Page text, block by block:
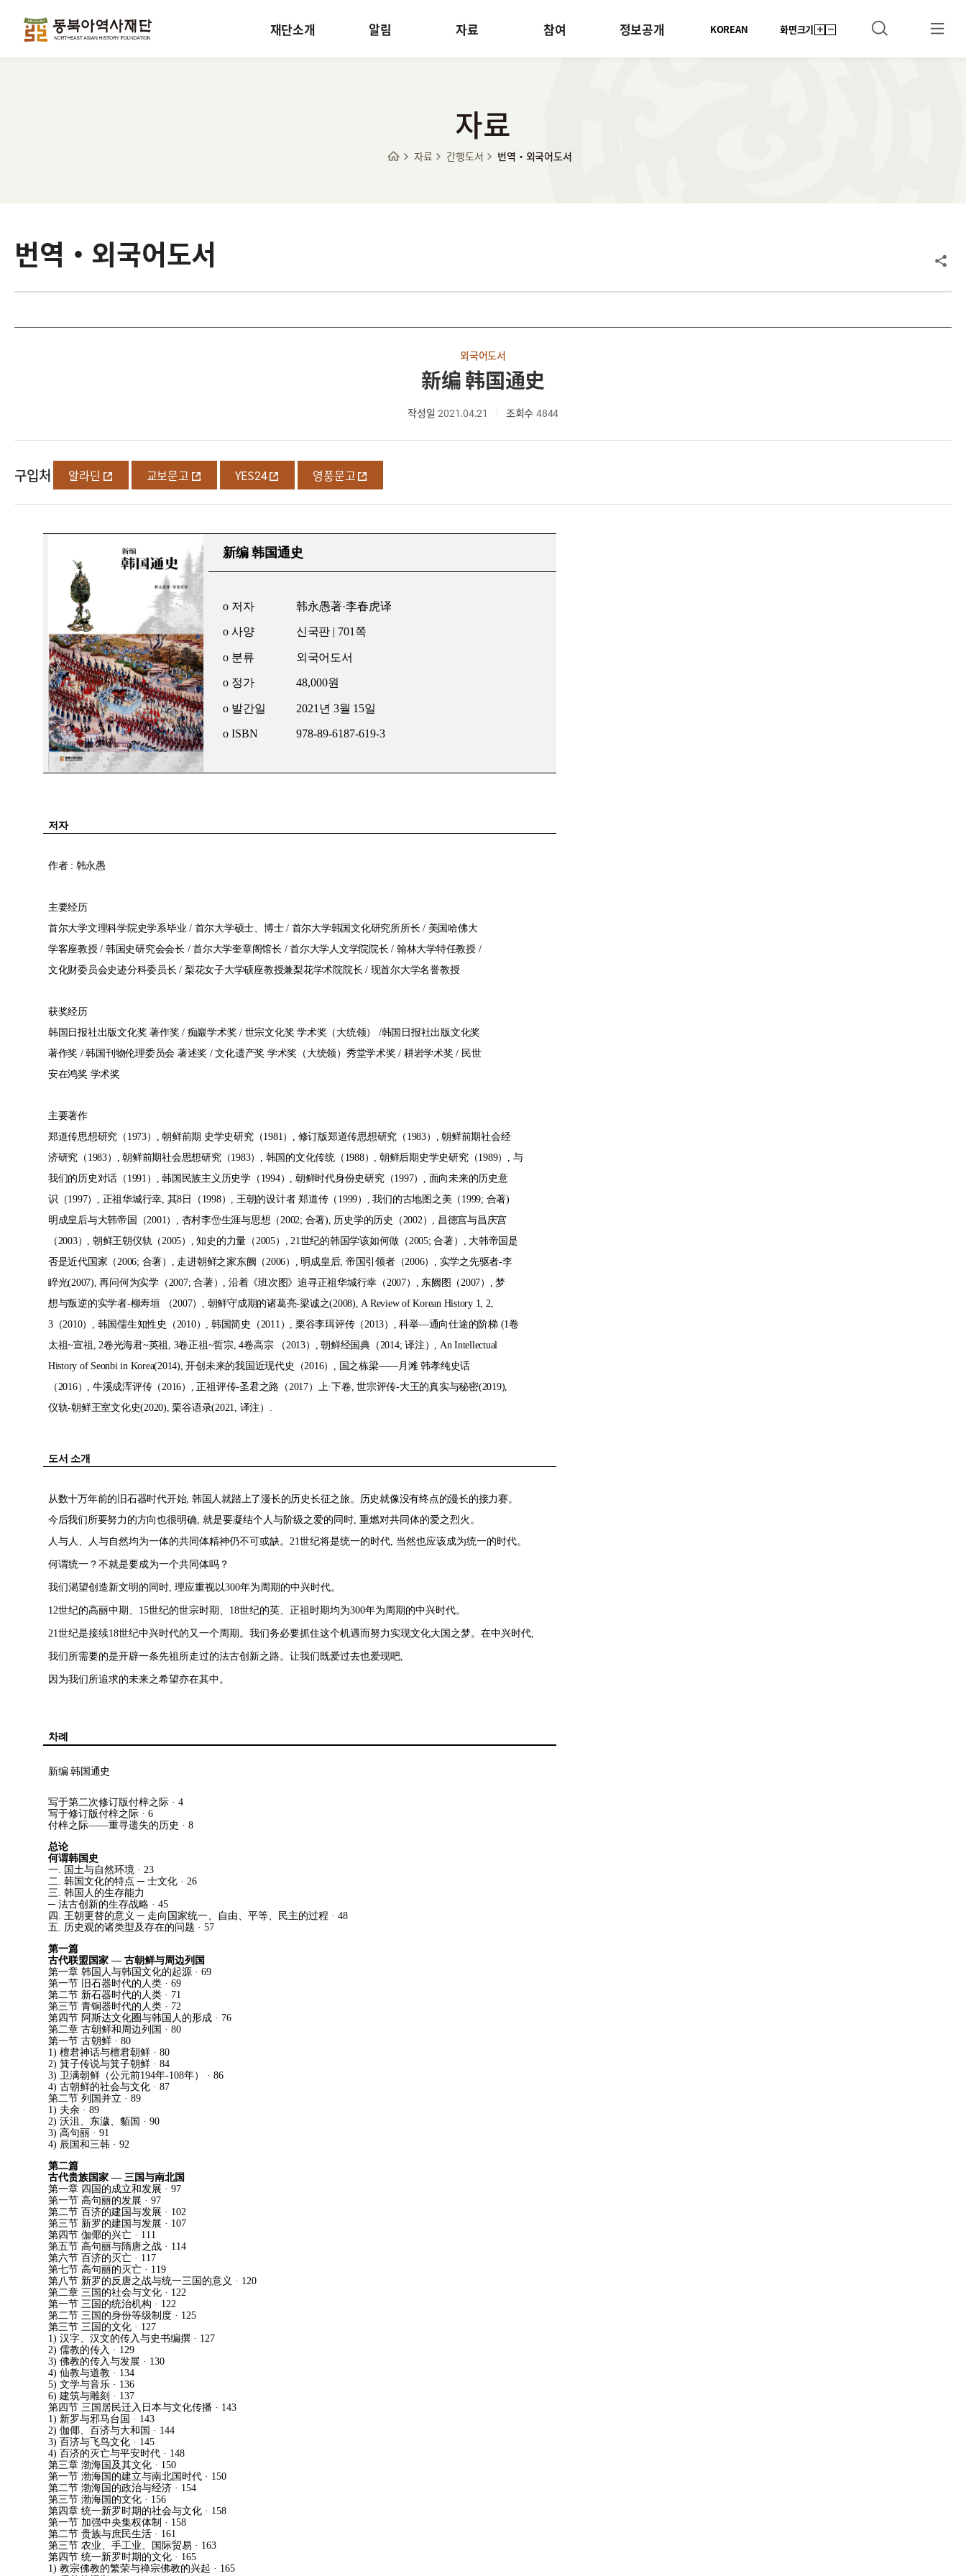
재단소개 알림 자료 참여 정보공개 KOREAN 화면크기
자료
자료 간행도서 번역·외국어도서
번역·외국어도서
외국어도서
新编 韩国通史
작성일 2021.04.21 조회수 4844
구입처 알라딘 교보문고 YES24 영풍문고
新编 韩国通史
o 저자 韩永愚著·李春虎译
o사양 신국판 | 701 쪽
o 분류 외국어도서
o 정가 48,000원
o 발간일 2021 년 3월 15일
o ISBN 978-89-6187-619-3
저자
作者 : 韩永愚
主要经历
首尔大学文理科学院史学系毕业 / 首尔大学硕士、博士 / 首尔大学韩国文化研究所所长 / 美国哈佛大
学客座教授 / 韩国史研究会会长 / 首尔大学奎章阁馆长 / 首尔大学人文学院院长 / 翰林大学特任教授 /
文化财委员会史迹分科委员长 / 梨花女子大学硕座教授兼梨花学术院院长 / 现首尔大学名誉教授
获奖经历
韩国日报社出版文化奖 著作奖 / 痴巖学术奖 / 世宗文化奖 学术奖（大统领） /韩国日报社出版文化奖
著作奖 / 韩国刊物伦理委员会 著述奖 / 文化遗产奖 学术奖（大统领）秀堂学术奖 / 耕岩学术奖 / 民世
安在鸿奖 学术奖
主要著作
郑道传思想研究（1973）, 朝鲜前期 史学史研究（1981）, 修订版郑道传思想研究（1983）, 朝鲜前期社会经
济研究（1983）, 朝鲜前期社会思想研究（1983）, 韩国的文化传统（1988）, 朝鲜后期史学史研究（1989）, 与
我们的历史对话（1991）, 韩国民族主义历史学（1994）, 朝鲜时代身份史研究（1997）, 面向未来的历史意
识（1997）, 正祖华城行幸, 其8日（1998）, 王朝的设计者 郑道传（1999）, 我们的古地图之美（1999; 合著)
明成皇后与大韩帝国（2001）, 杏村李嵒生涯与思想（2002; 合著), 历史学的历史（2002）, 昌德宫与昌庆宫
（2003）, 朝鲜王朝仪轨（2005）, 知史的力量（2005）, 21世纪的韩国学该如何做（2005; 合著）, 大韩帝国是
否是近代国家（2006; 合著）, 走进朝鲜之家东阙（2006）, 明成皇后, 帝国引领者（2006）, 实学之先驱者-李
睟光(2007), 再问何为实学（2007; 合著）, 沿着《班次图》追寻正祖华城行幸（2007）, 东阙图（2007）, 梦
想与叛逆的实学者-柳寿垣 （2007）, 朝鲜守成期的诸葛亮-梁诚之(2008), A Review of Korean History 1, 2,
3（2010）, 韩国儒生知性史（2010）, 韩国简史（2011）, 栗谷李珥评传（2013）, 科举—通向仕途的阶梯 (1卷
太祖~宣祖, 2卷光海君~英祖, 3卷正祖~哲宗, 4卷高宗 （2013）, 朝鲜经国典（2014; 译注）, An Intellectual
History of Seonbi in Korea(2014), 开创未来的我国近现代史（2016）, 国之栋梁——月滩 韩孝纯史话
（2016）, 牛溪成浑评传（2016）, 正祖评传-圣君之路（2017）上·下卷, 世宗评传-大王的真实与秘密(2019),
仪轨-朝鲜王室文化史(2020), 栗谷语录(2021, 译注）.
도서 소개
从数十万年前的旧石器时代开始, 韩国人就踏上了漫长的历史长征之旅。历史就像没有终点的漫长的接力赛。
今后我们所要努力的方向也很明确, 就是要凝结个人与阶级之爱的同时, 重燃对共同体的爱之烈火 。
人与人 、 人与自然均为一体的共同体精神仍不可或缺。 21世纪将是统一的时代, 当然也应该成为统一的时代。
何谓统一？ 不就是要成为一个共同体吗？
我们渴望创造新文明的同时, 理应重视以300年为周期的中兴时代。
12世纪的高丽中期 、 15世纪的世宗时期 、 18世纪的英、 正祖时期均为300年为周期的中兴时代。
21世纪是接续18世纪中兴时代的又一个周期 。 我们务必要抓住这个机遇而努力实现文化大国之梦。 在中兴时代,
我们所需要的是开辟一条先祖所走过的法古创新之路。 让我们既爱过去也爱现吧,
因为我们所追求的未来之希望亦在其中。
차례
新编 韩国通史
写于第二次修订版付梓之际 · 4
写于修订版付梓之际 · 6
付梓之际——重寻遗失的历史 · 8
总论
何谓韩国史
一. 国土与自然环境 · 23
二. 韩国文化的特点 ─ 士文化 · 26
三. 韩国人的生存能力
─ 法古创新的生存战略 · 45
四 . 王朝更替的意义 ─ 走向国家统一、 自由、 平等、 民主的过程 · 48
五. 历史观的诸类型及存在的问题 · 57
第一篇
古代联盟国家 — 古朝鲜与周边列国
第一章 韩国人与韩国文化的起源 · 69
第一节 旧石器时代的人类 · 69
第二节 新石器时代的人类 · 71
第三节 青铜器时代的人类 · 72
第四节 阿斯达文化圈与韩国人的形成 · 76
第二章 古朝鲜和周边列国 · 80
第一节 古朝鲜 · 80
1) 檀君神话与檀君朝鲜 · 80
2) 箕子传说与箕子朝鲜 · 84
3) 卫满朝鲜（公元前194年-108年） · 86
4) 古朝鲜的社会与文化 · 87
第二节 列国并立 · 89
1) 夫余 · 89
2) 沃沮 、 东濊、 貊国 · 90
3) 高句丽 · 91
4) 辰国和三韩 · 92
第二篇
古代贵族国家 — 三国与南北国
第一章 四国的成立和发展 · 97
第一节 高句丽的发展 · 97
第二节 百济的建国与发展 · 102
第三节 新罗的建国与发展 · 107
第四节 伽倻的兴亡 · 111
第五节 高句丽与隋唐之战 · 114
第六节 百济的灭亡 · 117
第七节 高句丽的灭亡 · 119
第八节 新罗的反唐之战与统一三国的意义 · 120
第二章 三国的社会与文化 · 122
第一节 三国的统治机构 · 122
第二节 三国的身份等级制度 · 125
第三节 三国的文化 · 127
1) 汉字、 汉文的传入与史书编撰 · 127
2) 儒教的传入 · 129
3) 佛教的传入与发展 · 130
4) 仙教与道教 · 134
5) 文学与音乐 · 136
6) 建筑与雕刻 · 137
第四节 三国居民迁入日本与文化传播 · 143
1) 新罗与邪马台国 · 143
2) 伽倻、 百济与大和国 · 144
3) 百济与飞鸟文化 · 145
4) 百济的灭亡与平安时代 · 148
第三章 渤海国及其文化 · 150
第一节 渤海国的建立与南北国时代 · 150
第二节 渤海国的政治与经济 · 154
第三节 渤海国的文化 · 156
第四章 统一新罗时期的社会与文化 · 158
第一节 加强中央集权体制 · 158
第二节 贵族与庶民生活 · 161
第三节 农业、 手工业、 国际贸易 · 163
第四节 统一新罗时期的文化 · 165
1) 教宗佛教的繁荣与禅宗佛教的兴起 · 165